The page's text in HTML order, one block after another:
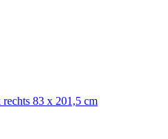
83 x 201,5 cm